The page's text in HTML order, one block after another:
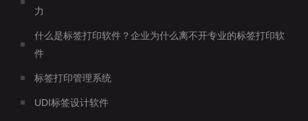
力
什么是标签打印软件？企业为什么离不开专业的标签打印软
件
标签打印管理系统
UDI标签设计软件